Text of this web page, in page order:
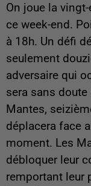
On joue la
ce week-end.
à 18h. Un défi
seulement
adversaire qui
sera sans
Mantes,
déplacera face
moment. Les
débloquer leur
remportant leur